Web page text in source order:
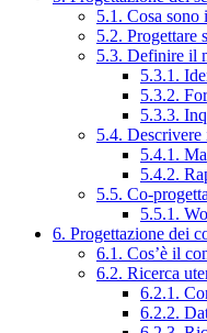
5.1. Cosa sono
5.2. Progettare
5.3. Definire il
5.3.1.
5.3.2.
5.3.3.
5.4.
5.4.1.
5.4.2.
5.5. Co-
5.5.1.
6. Progettazione dei
6.1. Cos’è il
6.2. Ricerca
6.2.1.
6.2.2.